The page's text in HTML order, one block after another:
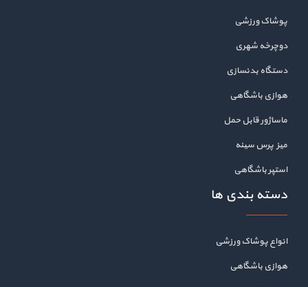
پوشاک ورزشی
دوچرخه شهری
دستگاه بدنسازی
هوازی باشگاهی
ماساژور قابل حمل
میز پرس سینه
استپر باشگاهی
دسته بندی ها
انواع پوشاک ورزشی
هوازی باشگاهی